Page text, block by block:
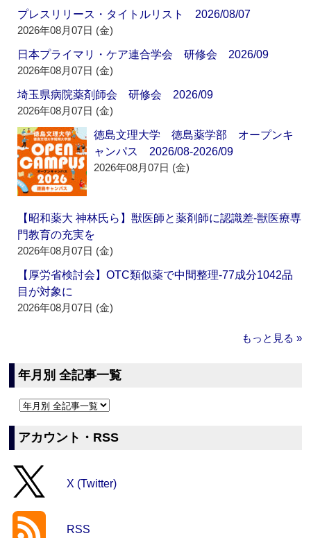
プレスリリース・タイトルリスト 2026/08/07
2026年08月07日 (金)
日本プライマリ・ケア連合学会 研修会 2026/09
2026年08月07日 (金)
埼玉県病院薬剤師会 研修会 2026/09
2026年08月07日 (金)
徳島文理大学 徳島薬学部 オープンキ
ャンパス 2026/08-2026/09
2026年08月07日 (金)
【昭和薬大 神林氏ら】獣医師と薬剤師に認識差‐獣医療専
門教育の充実を
2026年08月07日 (金)
【厚労省検討会】OTC類似薬で中間整理‐77成分1042品
目が対象に
2026年08月07日 (金)
もっと見る »
年月別 全記事一覧
アカウント・RSS
X (Twitter)
RSS